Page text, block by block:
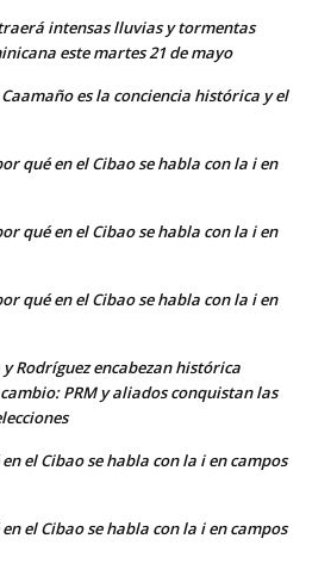
intensas lluvias y tormentas
este martes 21 de mayo
es la conciencia histórica y el
qué en el Cibao se habla con la i en
qué en el Cibao se habla con la i en
qué en el Cibao se habla con la i en
Rodríguez encabezan histórica
PRM y aliados conquistan las
el Cibao se habla con la i en campos
el Cibao se habla con la i en campos